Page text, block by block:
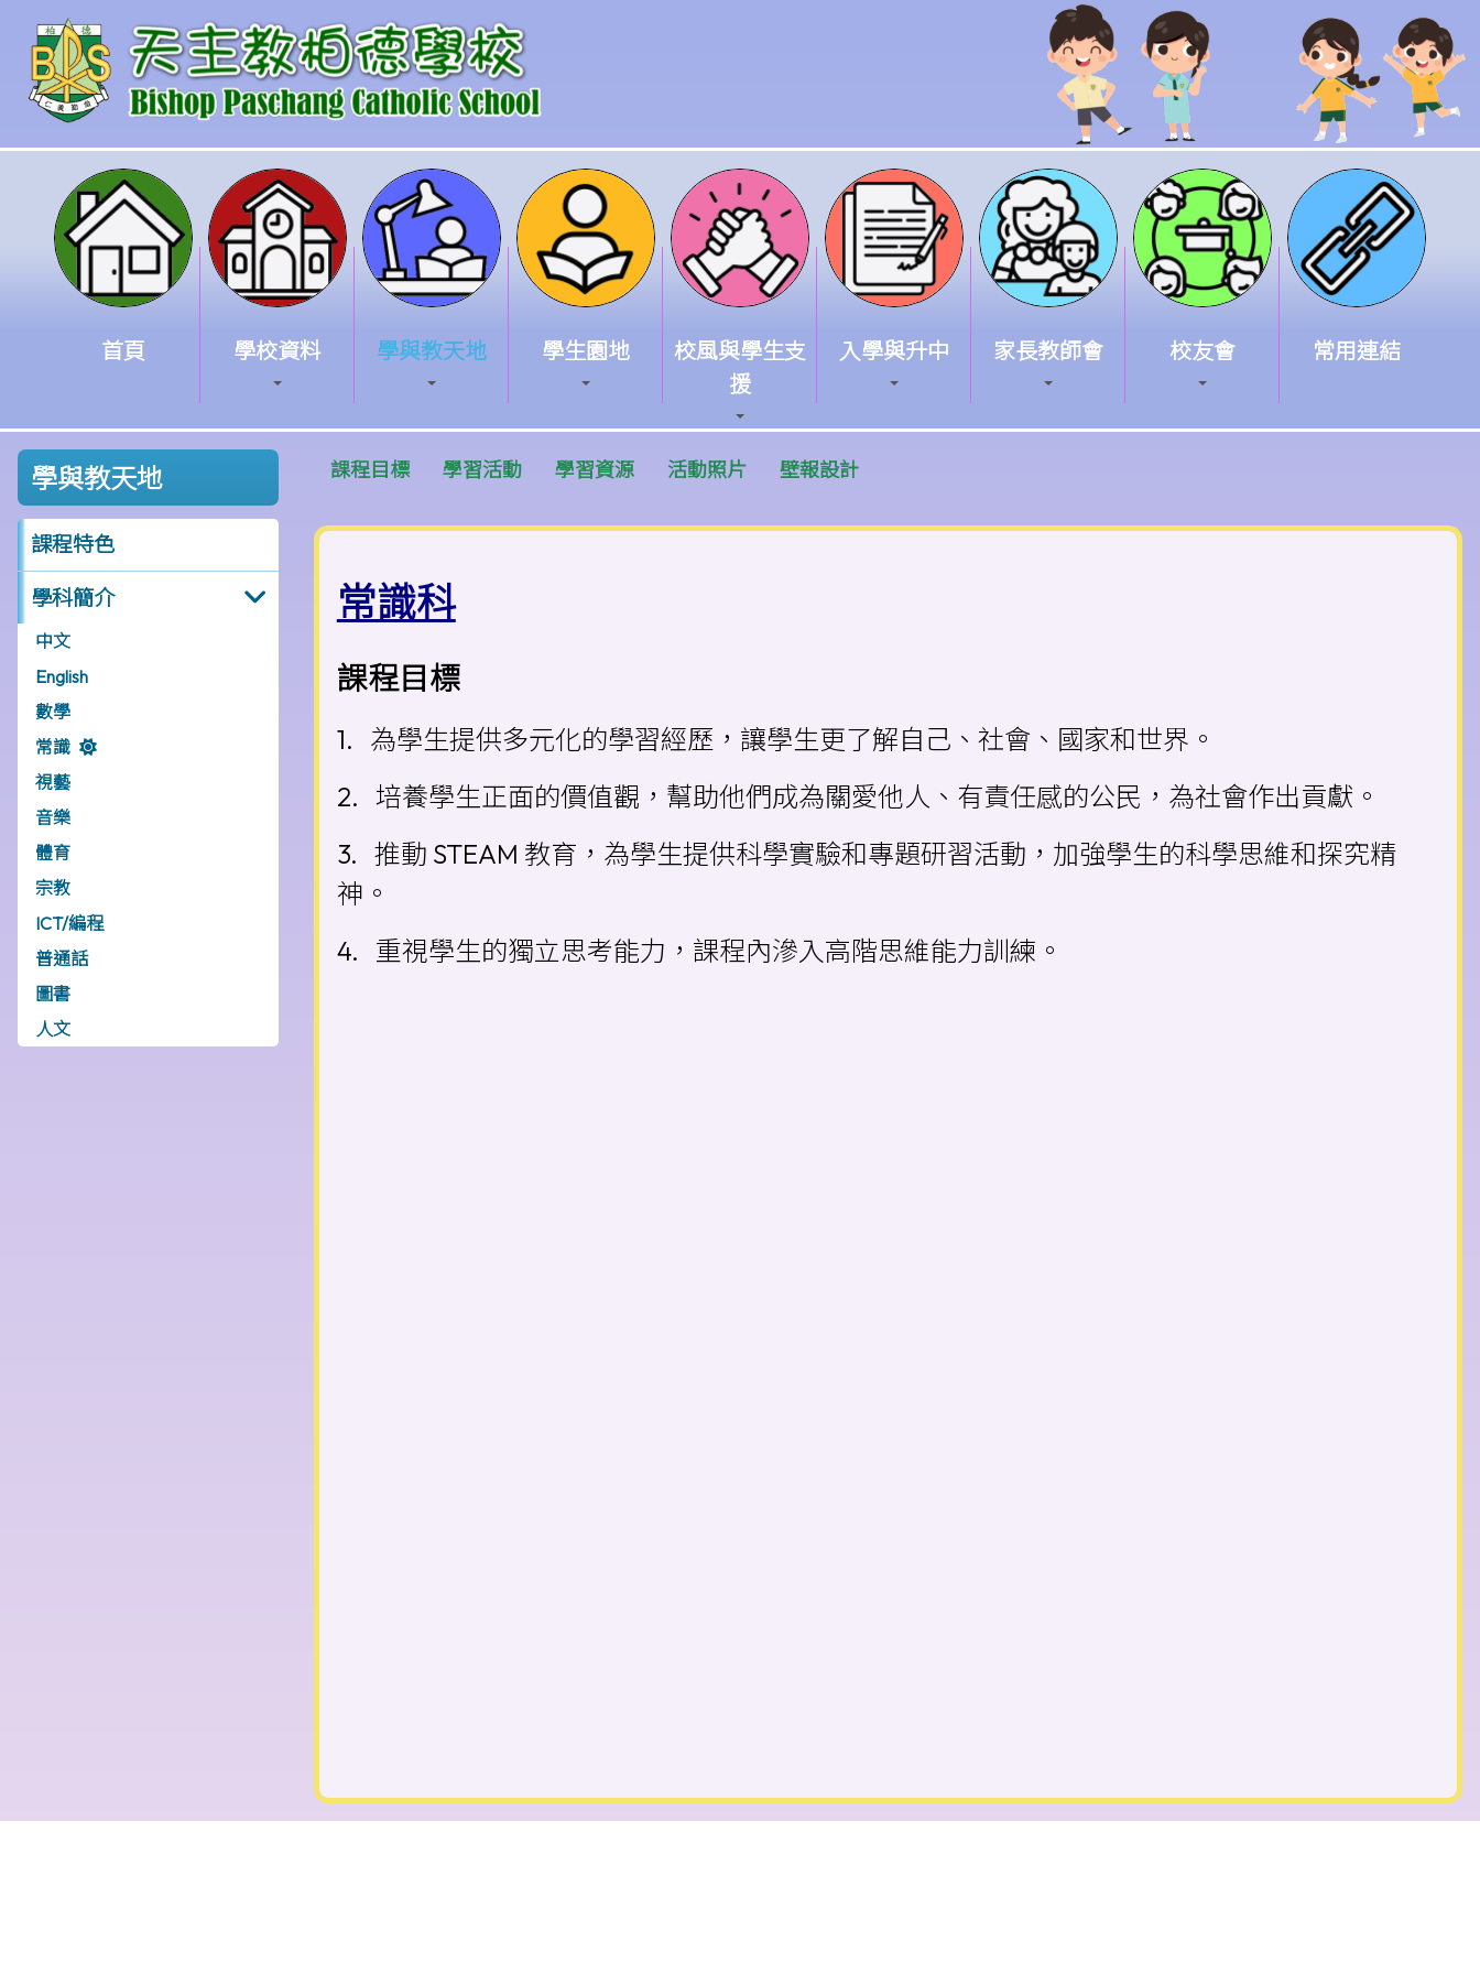
首頁 學校資料 學與教天地 學生園地
校風與學生支
援
入學與升中 家長教師會 校友會 常用連結
學與教天地
課程特色
學科簡介
中文
English
數學
常識
視藝
音樂
體育
宗教
ICT/編程
普通話
圖書
人文
課程目標 學習活動 學習資源 活動照片 壁報設計
常識科
課程目標
1. 為學生提供多元化的學習經歷，讓學生更了解自己、社會、國家和世界。
2. 培養學生正面的價值觀，幫助他們成為關愛他人、有責任感的公民，為社會作出貢獻。
3. 推動 STEAM 教育，為學生提供科學實驗和專題研習活動，加強學生的科學思維和探究精
神。
4. 重視學生的獨立思考能力，課程內滲入高階思維能力訓練。